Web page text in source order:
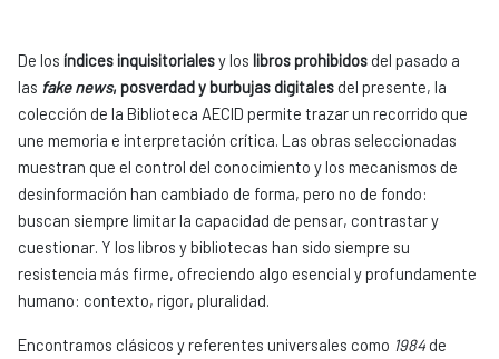
De los índices inquisitorialesy los libros prohibidos del pasado a
las fake news, posverdad y burbujas digitales del presente, la
colección de la Biblioteca AECID permite trazar un recorrido que
une memoria e interpretación crítica. Las obras seleccionadas
muestran que el control del conocimiento y los mecanismos de
desinformación han cambiado de forma, pero no de fondo:
buscan siempre limitar la capacidad de pensar, contrastar y
cuestionar. Y los libros y bibliotecas han sido siempre su
resistencia más firme, ofreciendo algo esencial y profundamente
humano: contexto, rigor, pluralidad.
Encontramos clásicos y referentes universales como 1984 de